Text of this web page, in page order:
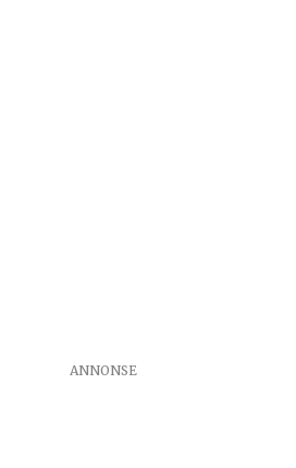
ANNONSE